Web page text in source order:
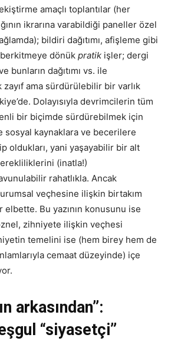
amaçlı toplantılar (her
ikrarına varabildiği paneller özel
bildiri dağıtımı, afişleme gibi
berkitmeye dönük pratik işler; dergi
bunların dağıtımı vs. ile
ama sürdürülebilir bir varlık
Dolayısıyla devrimcilerin tüm
bir biçimde sürdürebilmek için
sosyal kaynaklara ve becerilere
oldukları, yani yaşayabilir bir alt
(inatla!)
rahatlıkla. Ancak
veçhesine ilişkin birtakım
Bu yazının konusunu ise
zihniyete ilişkin veçhesi
temelini ise (hem birey hem de
cemaat düzeyinde) içe
arkasından”:
“siyasetçi”